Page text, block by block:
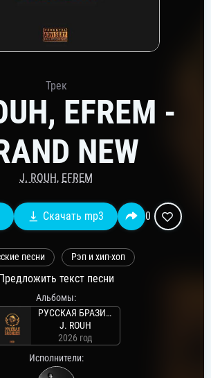
Трек
EFREM -
NEW
J. ROUH, EFREM
Скачать mp3 0
песни Рэп и хип-хоп
текст песни
Альбомы:
РУССКАЯ БРАЗИЛИЯ
J. ROUH
2026 год
Исполнители: